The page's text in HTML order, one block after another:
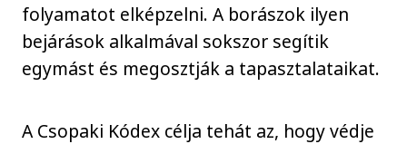
folyamatot elképzelni. A borászok ilyen
bejárások alkalmával sokszor segítik
egymást és megosztják a tapasztalataikat.
A Csopaki Kódex célja tehát az, hogy védje